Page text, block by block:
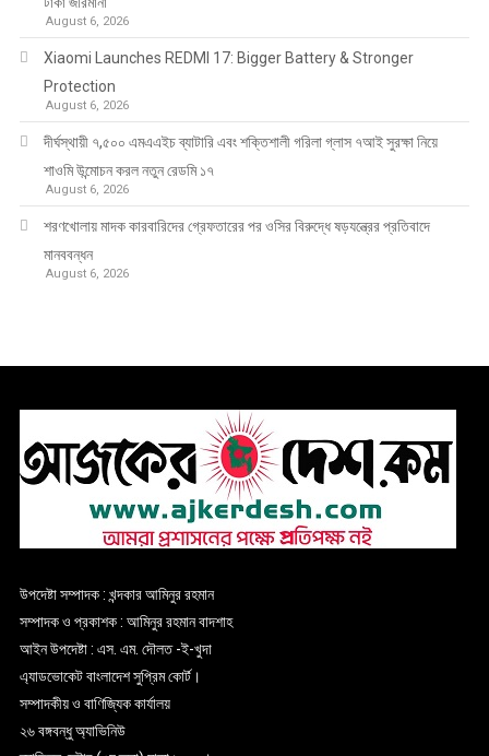
August 6, 2026
Xiaomi Launches REDMI 17: Bigger Battery & Stronger
Protection
August 6, 2026
দীর্ঘস্থায়ী ৭,৫০০ এমএএইচ ব্যাটারি এবং শক্তিশালী গরিলা গ্লাস ৭আই সুরক্ষা নিয়ে
শাওমি উন্মোচন করল নতুন রেডমি ১৭
August 6, 2026
শরণখোলায় মাদক কারবারিদের গ্রেফতারের পর ওসির বিরুদ্ধে ষড়যন্ত্রের প্রতিবাদে
মানববন্ধন
August 6, 2026
উপদেষ্টা সম্পাদক : খন্দকার আমিনুর রহমান
সম্পাদক ও প্রকাশক : আমিনুর রহমান বাদশাহ
আইন উপদেষ্টা : এস. এম. দৌলত -ই-খুদা
এ্যাডভোকেট বাংলাদেশ সুপ্রিম কোর্ট।
সম্পাদকীয় ও বাণিজ্যিক কার্যালয়
২৬ বঙ্গবন্ধু অ্যাভিনিউ